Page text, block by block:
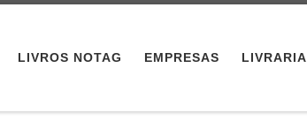
LIVROS NOTAG EMPRESAS LIVRARIA